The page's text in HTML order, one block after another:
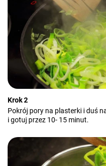
Krok 2
Pokrój pory na plasterki i duś
i gotuj przez 10- 15 minut.